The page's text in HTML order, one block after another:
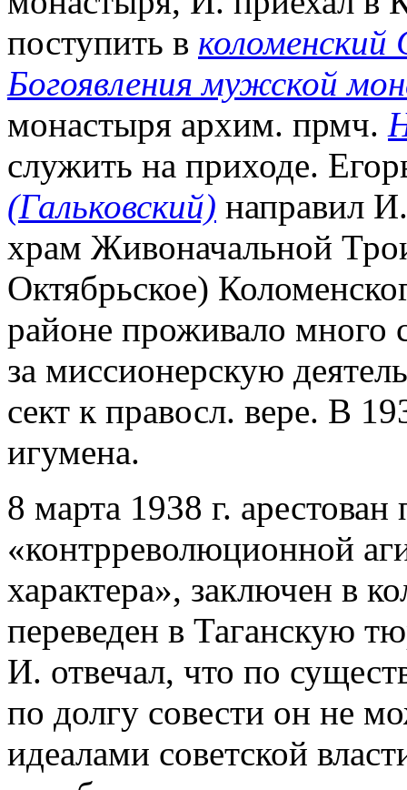
поступить в
Богоявления мужской
монастыря архим. прмч.
служить на приходе.
(Гальковский) направил
храм Живоначальной
Октябрьское)
районе проживало много
за миссионерскую
сект к правосл. вере. В
игумена.
8 марта 1938 г.
«контрреволюционной
характера», заключен в
переведен в Таганскую
И. отвечал, что по
по долгу совести он не
идеалами советской